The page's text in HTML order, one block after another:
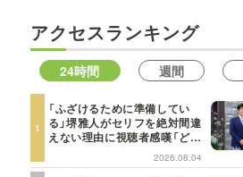
2022年
10月 09月 08
06月
05月 04
01月
アクセスランキング
24時間 週間
「ふざけるために準備してい
る」堺雅人がセリフを絶対間違
えない理由に視聴者感嘆「どん
な仕事にも当てはまる」【日曜
日の初耳学】
2026.08.04